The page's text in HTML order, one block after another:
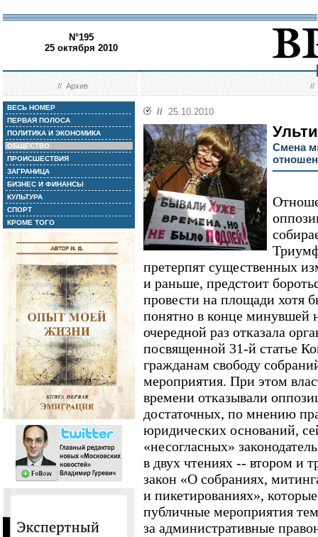
N°195
25 октября 2010
//Архив //
ВЕСЬ НОМЕР
ПЕРВАЯ ПОЛОСА
ПОЛИТИКА И ЭКОНОМИКА
ОБЩЕСТВО
ПРОИСШЕСТВИЯ
ЗАГРАНИЦА
БИЗНЕС И ФИНАНСЫ
КУЛЬТУРА
СПОРТ
КРОМЕ ТОГО
// 25.10.2010
Смена
претерпят существенных
и раньше, предстоит
провести на площади хотя
понятно в конце минувшей
очередной раз отказала
посвященной 31-й статье
гражданам свободу
мероприятия. При этом
времени отказывали
достаточных, по мнению
юридических оснований,
«несогласных»
в двух чтениях -- втором и
закон «О собраниях,
и пикетированиях»,
публичные мероприятия
за административные